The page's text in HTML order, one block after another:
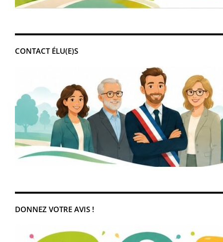
CONTACT ÉLU(E)S
DONNEZ VOTRE AVIS !